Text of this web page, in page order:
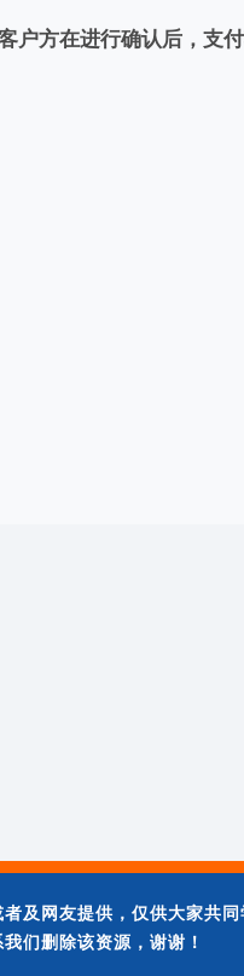
户方在进行确认后，支
及网友提供，仅供大家共
们删除该资源，谢谢！